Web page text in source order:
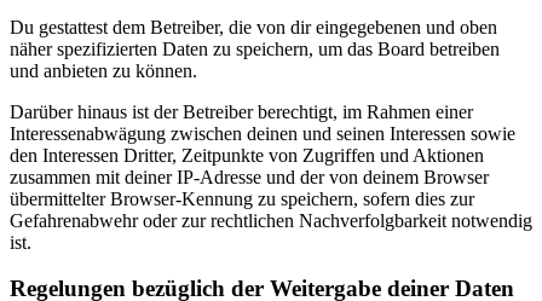
Du gestattest dem Betreiber, die von dir eingegebenen und oben
näher spezifizierten Daten zu speichern, um das Board betreiben
und anbieten zu können.
Darüber hinaus ist der Betreiber berechtigt, im Rahmen einer
Interessenabwägung zwischen deinen und seinen Interessen sowie
den Interessen Dritter, Zeitpunkte von Zugriffen und Aktionen
zusammen mit deiner IP-Adresse und der von deinem Browser
übermittelter Browser-Kennung zu speichern, sofern dies zur
Gefahrenabwehr oder zur rechtlichen Nachverfolgbarkeit notwendig
ist.
Regelungen bezüglich der Weitergabe deiner Daten